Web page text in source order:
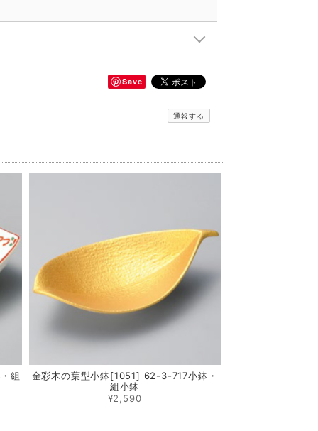
Save
通報する
組
金彩木の葉型小鉢[1051] 62-3-717小鉢・
組小鉢
¥2,590